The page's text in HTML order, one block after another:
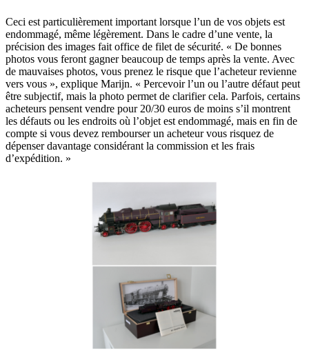
Ceci est particulièrement important lorsque l’un de vos objets est
endommagé, même légèrement. Dans le cadre d’une vente, la
précision des images fait office de filet de sécurité. « De bonnes
photos vous feront gagner beaucoup de temps après la vente. Avec
de mauvaises photos, vous prenez le risque que l’acheteur revienne
vers vous », explique Marijn. « Percevoir l’un ou l’autre défaut peut
être subjectif, mais la photo permet de clarifier cela. Parfois, certains
acheteurs pensent vendre pour 20/30 euros de moins s’il montrent
les défauts ou les endroits où l’objet est endommagé, mais en fin de
compte si vous devez rembourser un acheteur vous risquez de
dépenser davantage considérant la commission et les frais
d’expédition. »